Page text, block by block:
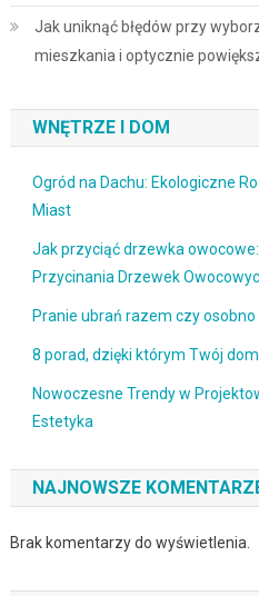
Jak uniknąć błędów przy
mieszkania i optycznie
WNĘTRZE I DOM
Ogród na Dachu: Ekologiczne
Miast
Jak przyciąć drzewka
Przycinania Drzewek
Pranie ubrań razem czy osobno
8 porad, dzięki którym Twój
Nowoczesne Trendy w
Estetyka
NAJNOWSZE
Brak komentarzy do wyświetlenia.